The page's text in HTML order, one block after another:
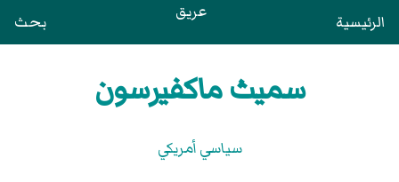
الرئيسية عريق بحث
سميث ماكفيرسون
سياسي أمريكي